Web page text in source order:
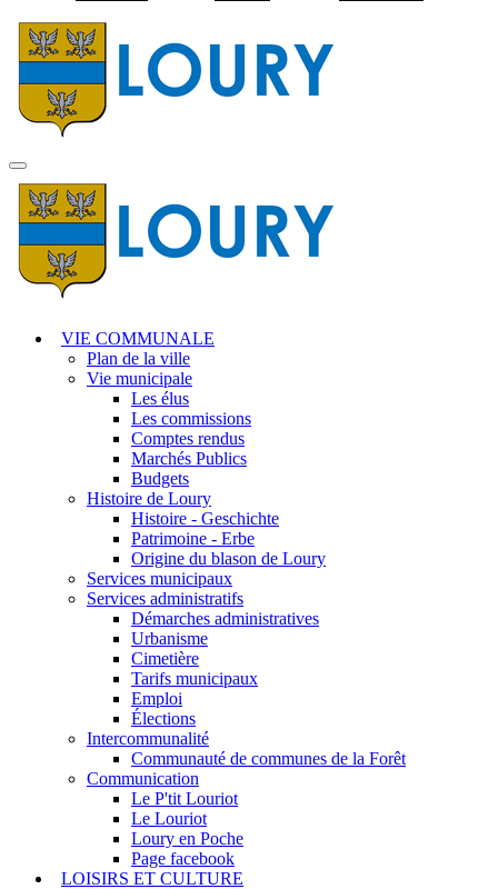
MENU
PRINCIPAL
VIE COMMUNALE
Plan de la ville
Vie municipale
Les élus
Les commissions
Comptes rendus
Marchés Publics
Budgets
Histoire de Loury
Histoire - Geschichte
Patrimoine - Erbe
Origine du blason de Loury
Services municipaux
Services administratifs
Démarches administratives
Urbanisme
Cimetière
Tarifs municipaux
Emploi
Élections
Intercommunalité
Communauté de communes de la Forêt
Communication
Le P'tit Louriot
Le Louriot
Loury en Poche
Page facebook
LOISIRS ET CULTURE